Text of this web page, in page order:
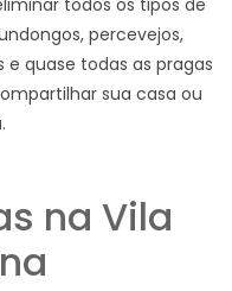
todos os tipos de
percevejos,
quase todas as pragas
sua casa ou
na Vila